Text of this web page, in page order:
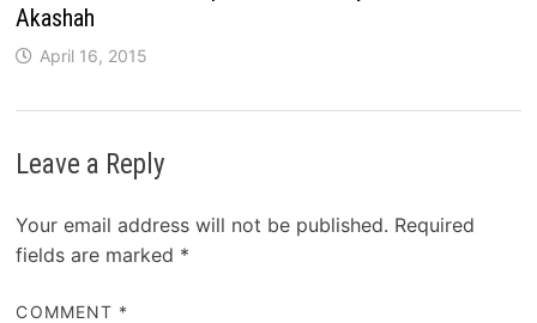
Akashah
April 16, 2015
Leave a Reply
Your email address will not be published. Required
fields are marked *
COMMENT *